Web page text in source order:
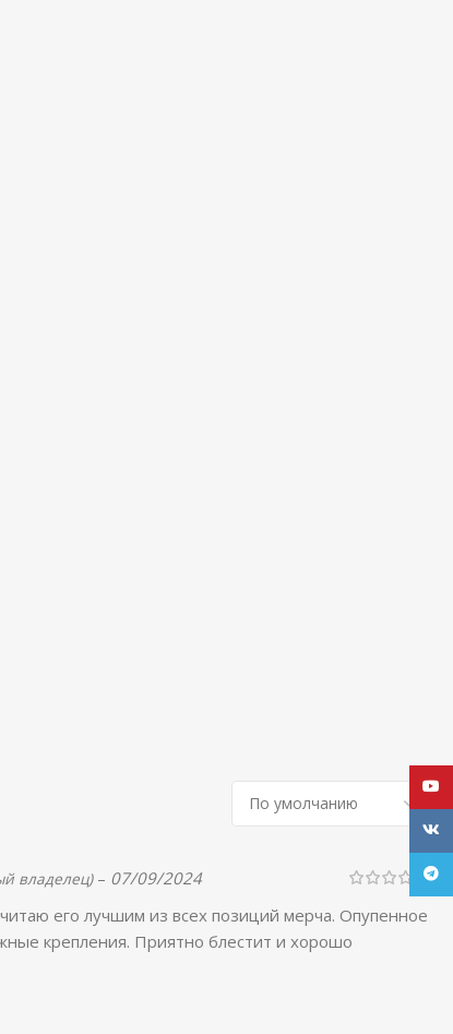
владелец) – 07/09/2024
его лучшим из всех позиций мерча. Опупенное
крепления. Приятно блестит и хорошо
VK